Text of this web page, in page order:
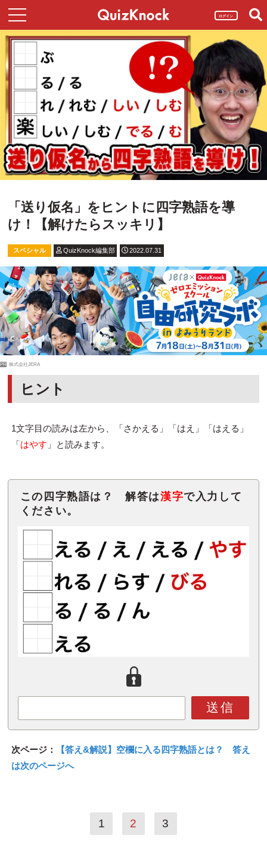
ログイン
「送り仮名」をヒントに四字熟語を導
け！【解けたらスッキリ】
スペシャル QuizKnock編集部 2022.07.31
PR 株式会社JERA
ヒント
1文字目の読みは左から、「さかえる」「はえ」「はえる」
「はやす 」と読みます。
この四字熟語は？ 解答は漢字で入力して
ください。
送信
次ページ：
【答え&解説】空欄に入る四字熟語とは？ 答え
は次のページへ
1 2 3